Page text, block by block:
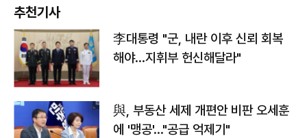
추천기사
李대통령 "군, 내란 이후 신뢰 회복
해야…지휘부 헌신해달라"
與, 부동산 세제 개편안 비판 오세훈
에 '맹공'…"공급 억제기"